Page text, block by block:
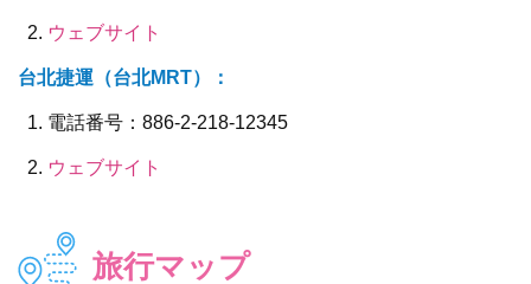
ウェブサイト
台北捷運（台北MRT）：
電話番号：886-2-218-12345
ウェブサイト
旅行マップ